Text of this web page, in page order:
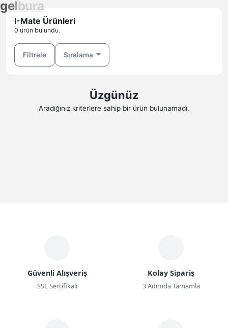
gelbura
I-Mate Ürünleri
0 ürün bulundu.
Filtrele Sıralama
Üzgünüz
Aradığınız kriterlere sahip bir ürün bulunamadı.
Güvenli Alışveriş
SSL Sertifikalı
Kolay Sipariş
3 Adımda Tamamla